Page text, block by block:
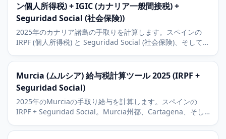
ン個人所得税) + IGIC (カナリア一般間接税) +
Seguridad Social (社会保険))
2025年のカナリア諸島の手取りを計算します。スペインの
IRPF (個人所得税) と Seguridad Social (社会保険)、そしてカ
ア島の経済状況も解説。
Murcia (ムルシア) 給与税計算ツール 2025 (IRPF +
Seguridad Social)
2025年のMurciaの手取り給与を計算します。スペインの
IRPF + Seguridad Social。Murcia州都、Cartagena、そし